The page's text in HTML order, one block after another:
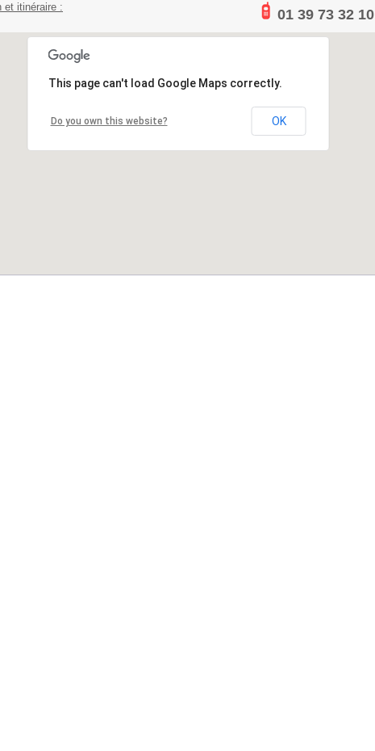
et itinéraire : 01 39 73 32 10
This page can't load Google Maps correctly.
Do you own this website? OK